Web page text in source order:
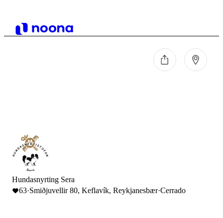
Hundasnyrting Sera
63·Smiðjuvellir 80, Keflavík, Reykjanesbær·Cerrado